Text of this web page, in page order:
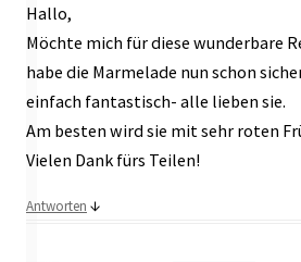
Hallo,
Möchte mich für diese wunderbare
habe die Marmelade nun schon
einfach fantastisch- alle lieben sie.
Am besten wird sie mit sehr roten
Vielen Dank fürs Teilen!
Antworten ↓